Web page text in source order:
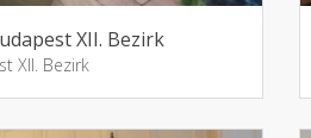
XII. Bezirk
XII. Bezirk